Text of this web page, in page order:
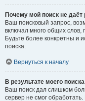
Почему мой поиск не даёт
Ваш поисковый запрос,
включал много общих слов,
Будьте более конкретны и
поиска.
Вернуться к началу
В результате моего
Ваш поиск дал слишком
сервер не смог